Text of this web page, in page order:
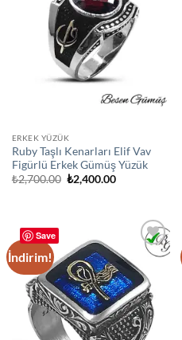
ERKEK YÜZÜK
Ruby Taşlı Kenarları Elif Vav
Figürlü Erkek Gümüş Yüzük
₺2,700.00 Orijinal
fiyat:
₺2,400.00Şu
Save
İndirim!
Add to
wishlist